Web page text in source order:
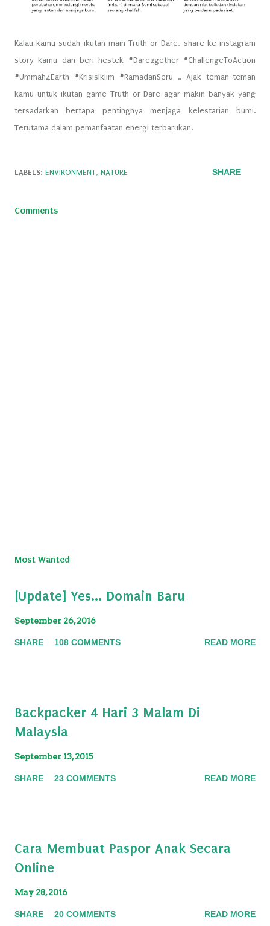
Kalau kamu sudah ikutan main Truth or Dare, share ke instagram
story kamu dan beri hestek #Dare2gether #ChallengeToAction
#Ummah4Earth #KrisisIklim #RamadanSeru .. Ajak teman-teman
kamu untuk ikutan game Truth or Dare agar makin banyak yang
tersadarkan bertapa pentingnya menjaga kelestarian bumi.
Terutama dalam pemanfaatan energi terbarukan.
LABELS: ENVIRONMENT NATURE SHARE
Comments
Most Wanted
[Update] Yes... Domain Baru
September 26, 2016
SHARE 108 COMMENTS READ MORE
Backpacker 4 Hari 3 Malam Di
Malaysia
September 13, 2015
SHARE 23 COMMENTS READ MORE
Cara Membuat Paspor Anak Secara
Online
May 28, 2016
SHARE 20 COMMENTS READ MORE